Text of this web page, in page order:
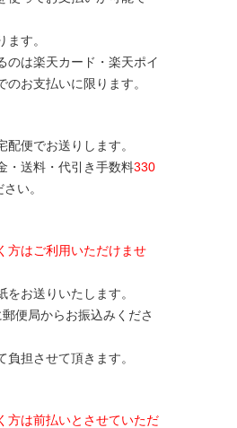
ます。
は楽天カード・楽天ポイ
のお支払いに限ります。
配便でお送りします。
・送料・代引き手数料330
い。
方はご利用いただけませ
をお送りいたします。
便局からお振込みくださ
負担させて頂きます。
方は前払いとさせていただ